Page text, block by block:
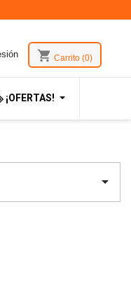
shopping_cart Carrito (0)
¡OFERTAS!
